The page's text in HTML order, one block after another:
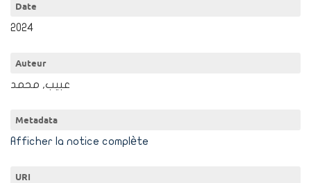
Date
2024
Auteur
عبيب, محمد
Metadata
Afficher la notice complète
URI